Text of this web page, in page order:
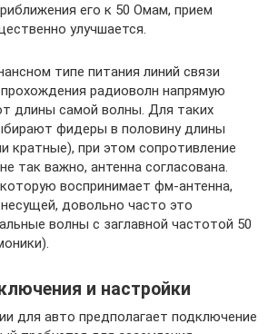
его к 50 Омам, прием
улучшается.
типе питания линий связи
радиоволн напрямую
длины самой волны. Для таких
фидеры в половину длины
кратные), при этом сопротивление
так важно, антенна согласована.
воспринимает фм-антенна,
довольно часто это
волны с заглавной частотой 50
и настройки
для авто предполагает подключение